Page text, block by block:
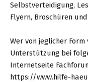
Selbstverteidigung,
Flyern, Broschüren
Wer von jeglicher
Unterstützung bei
Internetseite
https://www.hilfe-